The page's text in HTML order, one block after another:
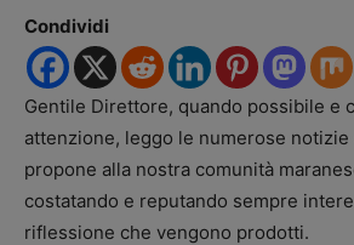
Condividi
Gentile Direttore, quando possibile e
attenzione, leggo le numerose
propone alla nostra comunità
costatando e reputando sempre
riflessione che vengono prodotti.